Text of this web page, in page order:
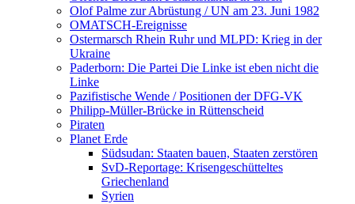
Olof Palme zur Abrüstung / UN am 23. Juni 1982
OMATSCH-Ereignisse
Ostermarsch Rhein Ruhr und MLPD: Krieg in der
Ukraine
Paderborn: Die Partei Die Linke ist eben nicht die
Linke
Pazifistische Wende / Positionen der DFG-VK
Philipp-Müller-Brücke in Rüttenscheid
Piraten
Planet Erde
Südsudan: Staaten bauen, Staaten zerstören
SvD-Reportage: Krisengeschütteltes
Griechenland
Syrien